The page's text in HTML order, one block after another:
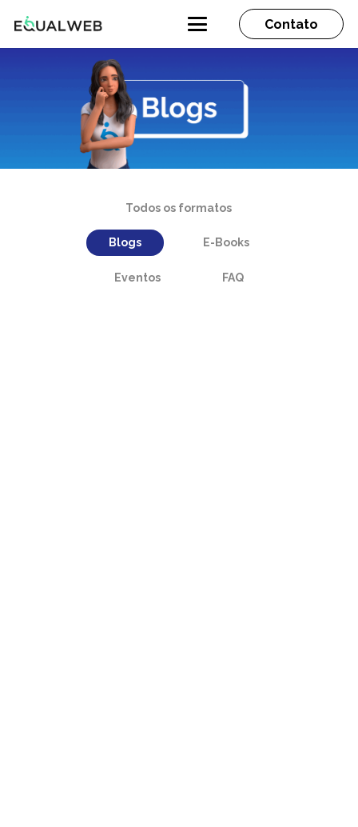
Contato
Todos os formatos
Blogs E-Books
Eventos FAQ